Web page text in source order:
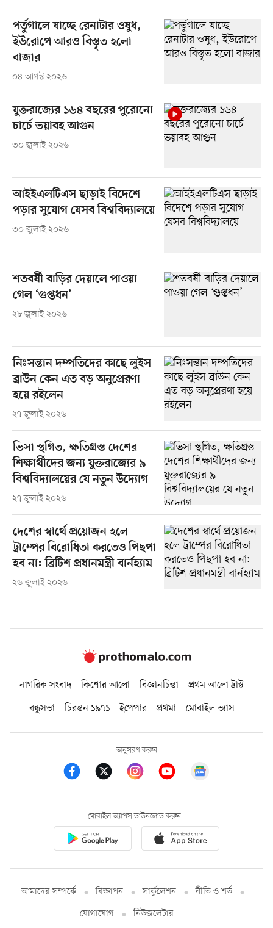
পর্তুগালে যাচ্ছে রেনাটার ওষুধ,
ইউরোপে আরও বিস্তৃত হলো
বাজার
০৪ আগস্ট ২০২৬
যুক্তরাজ্যের ১৬৪ বছরের পুরোনো
চার্চে ভয়াবহ আগুন
৩০ জুলাই ২০২৬
আইইএলটিএস ছাড়াই বিদেশে
পড়ার সুযোগ যেসব বিশ্ববিদ্যালয়ে
৩০ জুলাই ২০২৬
শতবর্ষী বাড়ির দেয়ালে পাওয়া
গেল ‘গুপ্তধন’
২৮ জুলাই ২০২৬
নিঃসন্তান দম্পতিদের কাছে লুইস
ব্রাউন কেন এত বড় অনুপ্রেরণা
হয়ে রইলেন
২৭ জুলাই ২০২৬
ভিসা স্থগিত, ক্ষতিগ্রস্ত দেশের
শিক্ষার্থীদের জন্য যুক্তরাজ্যের ৯
বিশ্ববিদ্যালয়ের যে নতুন উদ্যোগ
২৭ জুলাই ২০২৬
দেশের স্বার্থে প্রয়োজন হলে
ট্রাম্পের বিরোধিতা করতেও পিছপা
হব না: ব্রিটিশ প্রধানমন্ত্রী বার্নহ্যাম
২৬ জুলাই ২০২৬
নাগরিক সংবাদ কিশোর আলো বিজ্ঞানচিন্তা
প্রথম আলো ট্রাস্ট
বন্ধুসভা
চিরন্তন ১৯৭১ ইপেপার প্রথমা মোবাইল ভ্যাস
অনুসরণ করুন
মোবাইল অ্যাপস ডাউনলোড করুন
আমাদের সম্পর্কে বিজ্ঞাপন সার্কুলেশন
নীতি ও শর্ত
যোগাযোগ
নিউজলেটার